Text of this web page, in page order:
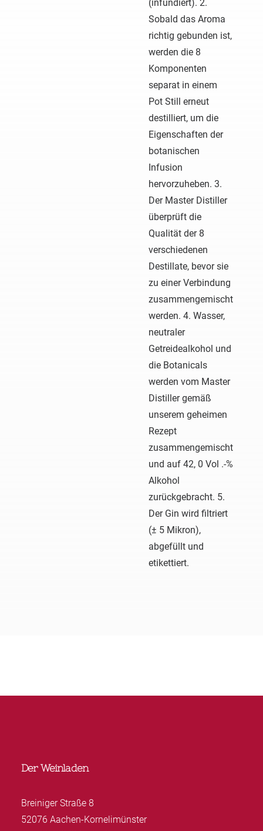
(infundiert). 2.
Sobald das Aroma
richtig gebunden ist,
werden die 8
Komponenten
separat in einem
Pot Still erneut
destilliert, um die
Eigenschaften der
botanischen
Infusion
hervorzuheben. 3.
Der Master Distiller
überprüft die
Qualität der 8
verschiedenen
Destillate, bevor sie
zu einer Verbindung
zusammengemischt
werden. 4. Wasser,
neutraler
Getreidealkohol und
die Botanicals
werden vom Master
Distiller gemäß
unserem geheimen
Rezept
zusammengemischt
und auf 42, 0 Vol .-%
Alkohol
zurückgebracht. 5.
Der Gin wird filtriert
(± 5 Mikron),
abgefüllt und
etikettiert.
Der Weinladen
Breiniger Straße 8
52076 Aachen-Kornelimünster